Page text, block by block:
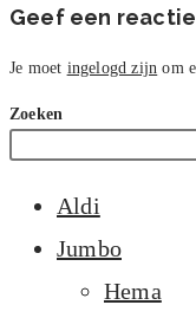
Geef een reactie
Je moet ingelogd zijn om
Zoeken
Aldi
Jumbo
Hema